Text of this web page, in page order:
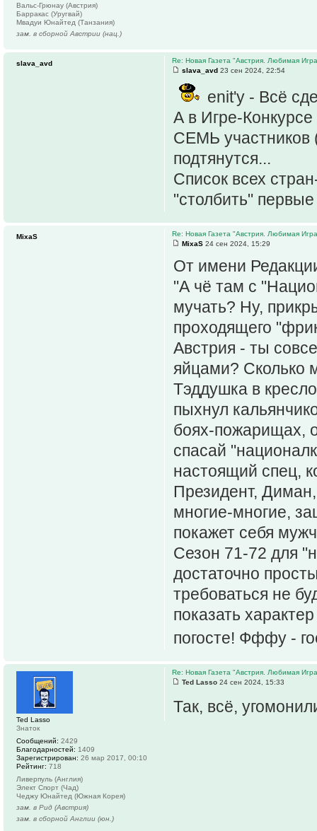
Вальс-Грюнау (Австрия)
Барракас (Уругвай)
Мвадуи Юнайтед (Танзания)
зам. в сборной Австрии (нац.)
Re: Новая Газета "Австрия. Любимая
slava_avd 23 сен 2024, 22:54
enit'y - Всё
А в Игре-
СЕМЬ участников
подтянутся...
Список всех
"столбить"
slava_avd
Re: Новая Газета "Австрия. Любимая
MixaS 24 сен 2024, 15:29
От имени
"А чё там с
мучать? Ну,
проходящего
Австрия - ты
яйцами? Сколько
Тэддушка в
пыхнул
боях-пожарищах,
спасай
настоящий спец,
Президент,
многие-многие,
покажет себя
Сезон 71-72 для
достаточно
требоваться не
показать
погосте! Фффу -
MixaS
Re: Новая Газета "Австрия. Любимая
Ted Lasso 24 сен 2024, 15:33
Так, всё,
Ted Lasso
Знаток
Сообщений: 2429
Благодарностей: 1409
Зарегистрирован: 26 мар 2017, 00:10
Рейтинг: 718
Ливерпуль (Англия)
Элект Спорт (Чад)
Чеджу Юнайтед (Южная Корея)
зам. в Рид (Австрия)
зам. в сборной Англии (юн.)